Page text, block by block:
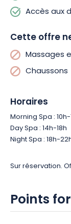
Accès aux
Cette offre
Massages
Chaussons
Horaires
Morning Spa :
Day Spa : 14h-18h
Night Spa : 18h-
Sur réservation.
Points